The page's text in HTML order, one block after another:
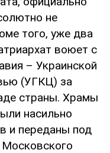
не
того, уже два
воюет с
– Украинской
(УГКЦ) за
страны. Храмы
насильно
и переданы под